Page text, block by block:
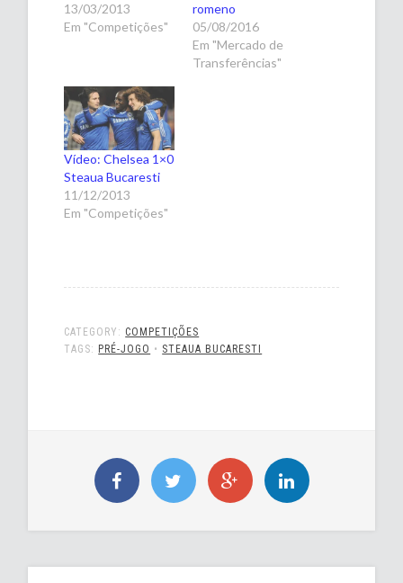
13/03/2013
Em "Competições"
romeno
05/08/2016
Em "Mercado de
Transferências"
Vídeo: Chelsea 1×0
Steaua Bucaresti
11/12/2013
Em "Competições"
CATEGORY: COMPETIÇÕES
TAGS: PRÉ-JOGO • STEAUA BUCARESTI